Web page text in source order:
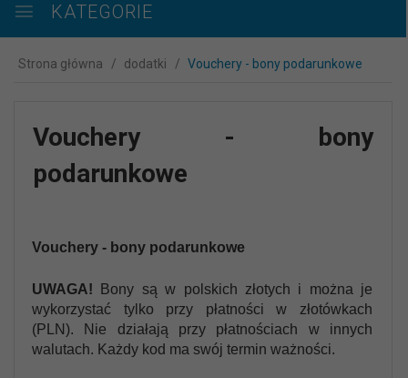
KATEGORIE
Strona główna dodatki Vouchery - bony podarunkowe
Vouchery - bony
podarunkowe
Vouchery - bony podarunkowe
UWAGA! Bony są w polskich złotych i można je
wykorzystać tylko przy płatności w złotówkach
(PLN). Nie działają przy płatnościach w innych
walutach. Każdy kod ma swój termin ważności.